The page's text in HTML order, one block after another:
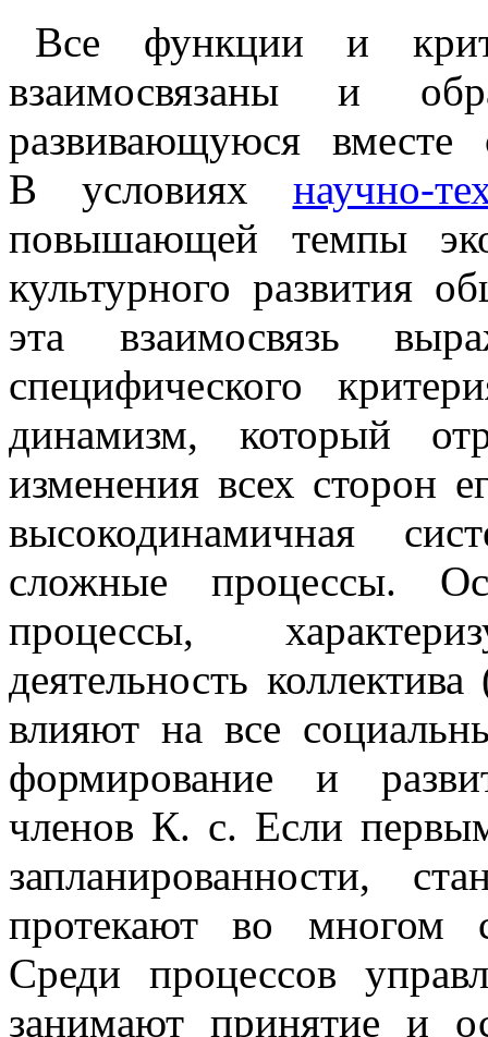
Все функции и
взаимосвязаны и
развивающуюся вместе
В условиях научно-
повышающей темпы
культурного развития
эта взаимосвязь
специфического
динамизм, который
изменения всех сторон
высокодинамичная
сложные процессы.
процессы,
деятельность
влияют на все
формирование и
членов К. с. Если
запланированности,
протекают во многом
Среди процессов
занимают принятие и